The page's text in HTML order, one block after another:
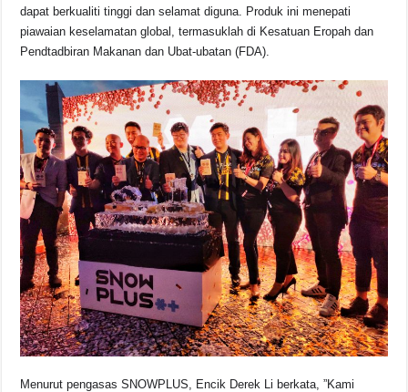
dapat berkualiti tinggi dan selamat diguna. Produk ini menepati
piawaian keselamatan global, termasuklah di Kesatuan Eropah dan
Pendtadbiran Makanan dan Ubat-ubatan (FDA).
Menurut pengasas SNOWPLUS, Encik Derek Li berkata, ”Kami